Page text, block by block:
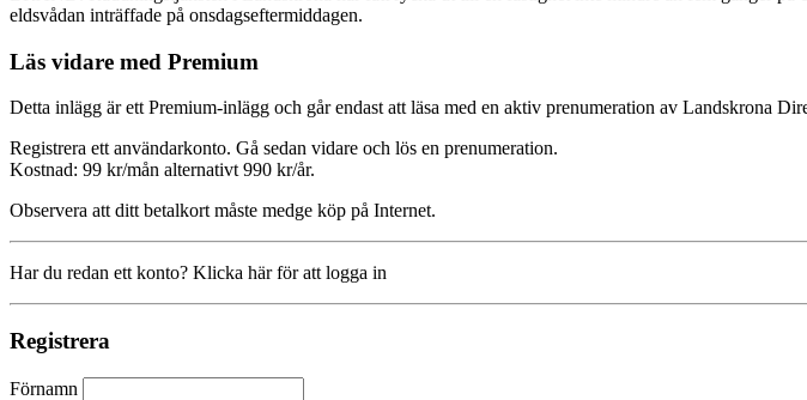
eldsvådan inträffade på onsdagseftermiddagen.
Läs vidare med Premium
Detta inlägg är ett Premium-inlägg och går endast att läsa med en aktiv prenumeration av Landskrona
Registrera ett användarkonto. Gå sedan vidare och lös en prenumeration.
Kostnad: 99 kr/mån alternativt 990 kr/år.
Observera att ditt betalkort måste medge köp på Internet.
Har du redan ett konto? Klicka här för att logga in
Registrera
Förnamn